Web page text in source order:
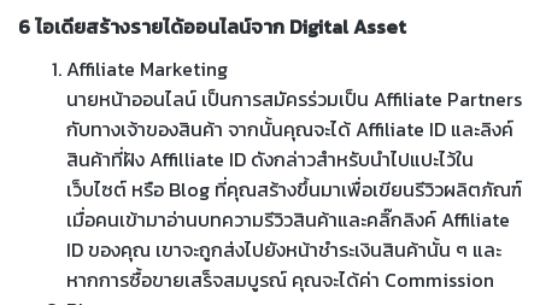
6 ไอเดียสร้างรายได้ออนไลน์จาก Digital Asset
Affiliate Marketing
นายหน้าออนไลน์ เป็นการสมัครร่วมเป็น Affiliate Partners
กับทางเจ้าของสินค้า จากนั้นคุณจะได้ Affiliate ID และลิงค์
สินค้าที่ฝัง Affilliate ID ดังกล่าวสำหรับนำไปแปะไว้ใน
เว็บไซต์ หรือ Blog ที่คุณสร้างขึ้นมาเพื่อเขียนรีวิวผลิตภัณฑ์
เมื่อคนเข้ามาอ่านบทความรีวิวสินค้าและคลิ๊กลิงค์ Affiliate
ID ของคุณ เขาจะถูกส่งไปยังหน้าชำระเงินสินค้านั้น ๆ และ
หากการซื้อขายเสร็จสมบูรณ์ คุณจะได้ค่า Commission